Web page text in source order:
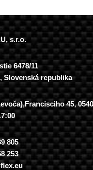
s.r.o.
6478/11
Slovenská republika
45,
805
253